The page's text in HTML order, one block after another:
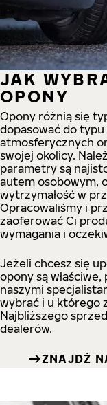
JAK
OPONY
Opony różnią się
dopasować do
atmosferycznych
swojej okolicy.
parametry są
autem osobowym,
wytrzymałość w
Opracowaliśmy i
zaoferować Ci
wymagania i
Jeżeli chcesz się
opony są
naszymi
wybrać i u którego
Najbliższego
dealerów.
ZNAJDŹ